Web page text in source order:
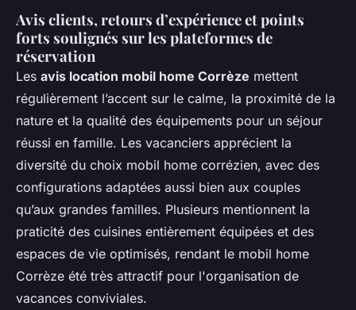
Avis clients, retours d’expérience et points
forts soulignés sur les plateformes de
réservation
Les avis location mobil home Corrèze mettent
régulièrement l’accent sur le calme, la proximité de la
nature et la qualité des équipements pour un séjour
réussi en famille. Les vacanciers apprécient la
diversité du choix mobil home corrézien, avec des
configurations adaptées aussi bien aux couples
qu’aux grandes familles. Plusieurs mentionnent la
praticité des cuisines entièrement équipées et des
espaces de vie optimisés, rendant le mobil home
Corrèze été très attractif pour l'organisation de
vacances conviviales.